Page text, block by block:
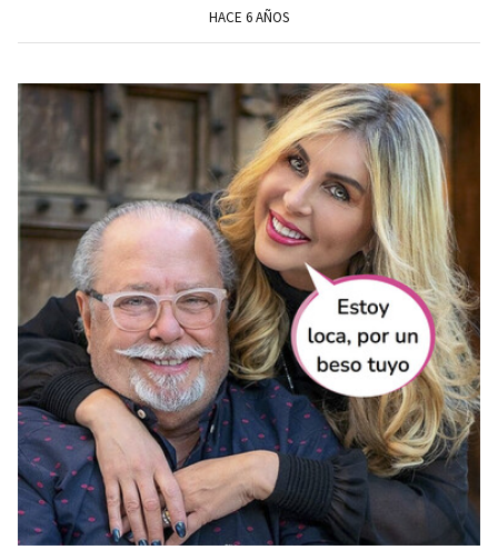
HACE 6 AÑOS